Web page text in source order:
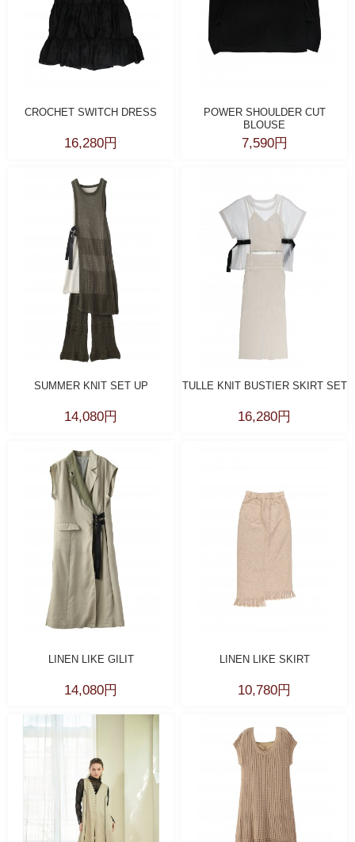
CROCHET SWITCH DRESS
16,280円
POWER SHOULDER CUT
BLOUSE
7,590円
SUMMER KNIT SET UP
14,080円
TULLE KNIT BUSTIER SKIRT SET
16,280円
LINEN LIKE GILIT
14,080円
LINEN LIKE SKIRT
10,780円